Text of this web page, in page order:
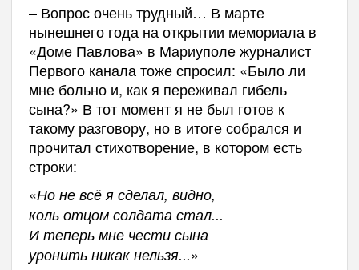
– Вопрос очень трудный… В марте
нынешнего года на открытии мемориала в
«Доме Павлова» в Мариуполе журналист
Первого канала тоже спросил: «Было ли
мне больно и, как я переживал гибель
сына?» В тот момент я не был готов к
такому разговору, но в итоге собрался и
прочитал стихотворение, в котором есть
строки:
«Но не всё я сделал, видно,
коль отцом солдата стал...
И теперь мне чести сына
уронить никак нельзя...»